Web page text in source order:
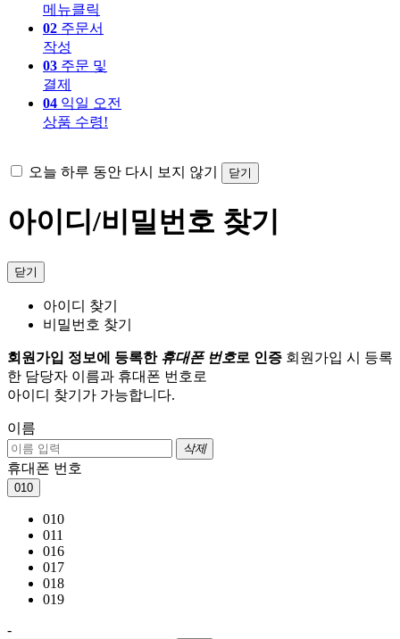
메뉴클릭
02 주문서
작성
03 주문 및
결제
04 익일 오전
상품 수령!
오늘 하루 동안 다시 보지 않기 닫기
아이디/비밀번호 찾기
닫기
아이디 찾기
비밀번호 찾기
회원가입 정보에 등록한 휴대폰 번호로 인증 회원가입 시 등록
한 담당자 이름과 휴대폰 번호로
아이디 찾기가 가능합니다.
이름
삭제
휴대폰 번호
010
010
011
016
017
018
019
-